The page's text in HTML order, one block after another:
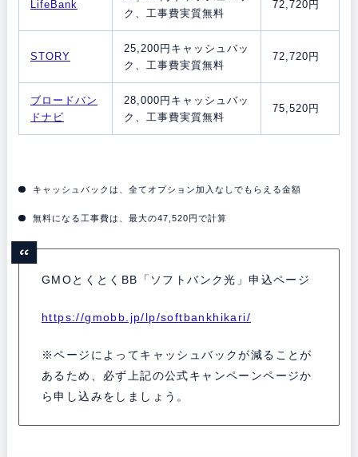
LifeBank
ク、工事費実質無料
72,720円
STORY
25,200円キャッシュバッ
ク、工事費実質無料
72,720円
ブロードバン
ドナビ
28,000円キャッシュバッ
ク、工事費実質無料
75,520円
キャッシュバックは、全てオプション加入なしでもらえる金額
無料になる工事費は、最大の47,520円で計算
GMOとくとくBB「ソフトバンク光」申込ページ
https://gmobb.jp/lp/softbankhikari/
※ページによってキャッシュバックが減ることが
あるため、必ず上記の公式キャンペーンページか
ら申し込みをしましょう。